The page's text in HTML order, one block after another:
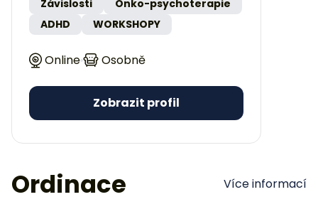
Závislosti
Onko-psychoterapie
ADHD
WORKSHOPY
Online Osobně
Zobrazit profil
Ordinace Více informací